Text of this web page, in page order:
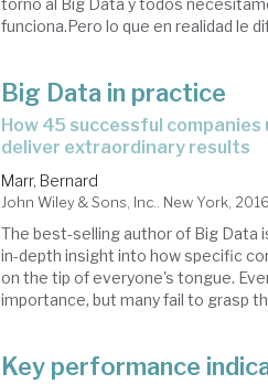
torno al Big Data y todos
funciona.Pero lo que en realidad le
Big Data in practice
how 45 successful companies used Big Data analytics to
deliver extraordinary results
Marr, Bernard
John Wiley & Sons, Inc.. New York, 2016
The best-selling author of Big Data
in-depth insight into how specific
on the tip of everyone's tongue.
importance, but many fail to grasp
Key performance